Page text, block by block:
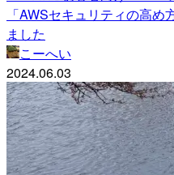
「AWSセキュリティの高
ました
こーへい
2024.06.03